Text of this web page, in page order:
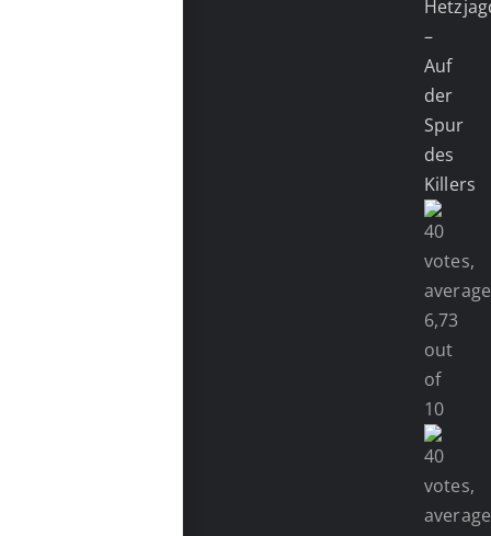
–
Auf
der
Spur
des
Killers